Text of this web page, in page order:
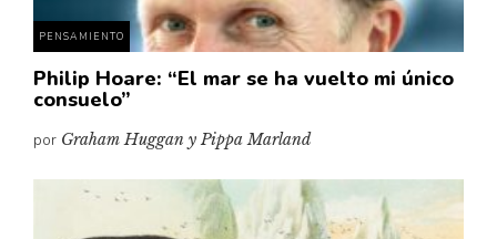
Historia material de los libros
Lagunas mentales
Libros
Literatura
PENSAMIENTO
Philip Hoare: “El mar se ha vuelto mi único
consuelo”
por Graham Huggan y Pippa Marland